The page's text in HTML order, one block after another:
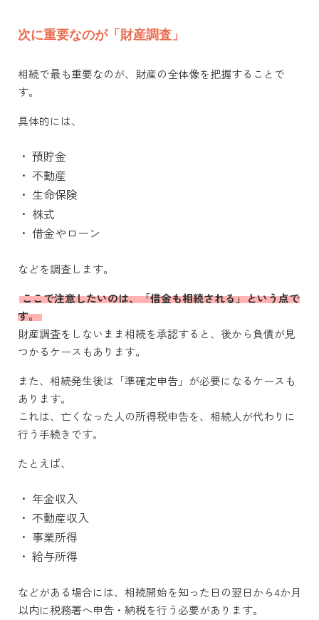
次に重要なのが「財産調査」
相続で最も重要なのが、財産の全体像を把握することで
す。
具体的には、
・ 預貯金
・ 不動産
・ 生命保険
・ 株式
・ 借金やローン
などを調査します。
ここで注意したいのは、「借金も相続される」という点で
す。
財産調査をしないまま相続を承認すると、後から負債が見
つかるケースもあります。
また、相続発生後は「準確定申告」が必要になるケースも
あります。
これは、亡くなった人の所得税申告を、相続人が代わりに
行う手続きです。
たとえば、
・ 年金収入
・ 不動産収入
・ 事業所得
・ 給与所得
などがある場合には、相続開始を知った日の翌日から4か月
以内に税務署へ申告・納税を行う必要があります。